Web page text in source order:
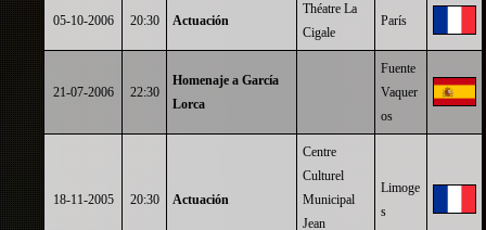
05-10-2006 20:30 Actuación
Théatre La
Cigale
París
21-07-2006 22:30
Homenaje a García
Lorca
Fuente
Vaquer
os
18-11-2005 20:30 Actuación
Centre
Culturel
Municipal
Jean
Limoge
s